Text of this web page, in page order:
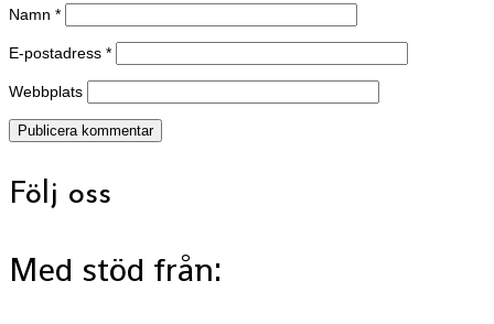
Namn *
E-postadress *
Webbplats
Följ oss
Med stöd från: